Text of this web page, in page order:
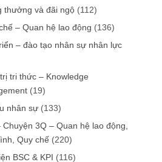
thưởng và đãi ngộ (112)
– Quan hệ lao động (136)
– đào tạo nhân sự nhân lực
tri thức – Knowledge
(19)
nhân sự (133)
Chuyện 3Q – Quan hệ lao động,
Quy chế (220)
BSC & KPI (116)